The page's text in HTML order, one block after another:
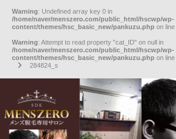
Warning: Undefined array key 0 in
/home/naver/menszero.com/public_html/hscwp/wp-
content/themes/hsc_basic_new/pankuzu.php on line
Warning: Attempt to read property "cat_ID" on null in
/home/naver/menszero.com/public_html/hscwp/wp-
content/themes/hsc_basic_new/pankuzu.php on line
284824_s